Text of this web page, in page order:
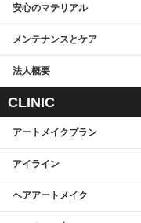
安心のマテリアル
メンテナンスとケア
法人概要
CLINIC
アートメイクプラン
アイライン
ヘアアートメイク